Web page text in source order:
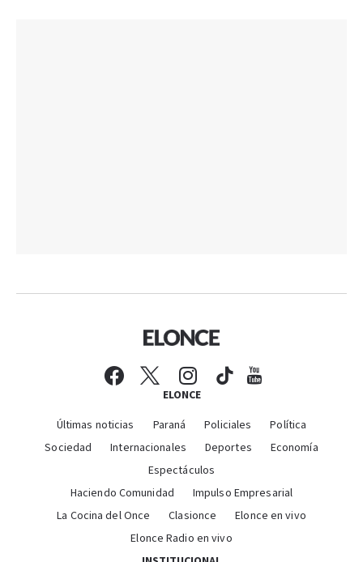
ELONCE
Últimas noticias Paraná Policiales
Política
Sociedad
Internacionales Deportes
Economía
Espectáculos
Haciendo Comunidad
Impulso Empresarial
La Cocina del Once
Clasionce
Elonce en vivo
Elonce Radio en vivo